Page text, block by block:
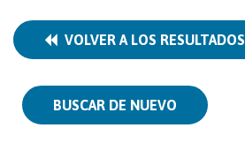
VOLVER A LOS RESULTADOS
BUSCAR DE NUEVO